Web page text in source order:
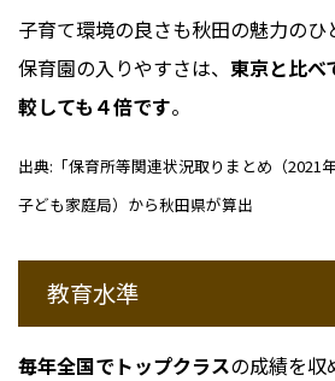
子育て環境の良さも秋田の魅力のひ
保育園の入りやすさは、 東京と比べ
較しても４倍です。
出典:「保育所等関連状況取りまとめ（2021
子ども家庭局）から秋田県が算出
教育水準
毎年全国でトップクラスの成績を収